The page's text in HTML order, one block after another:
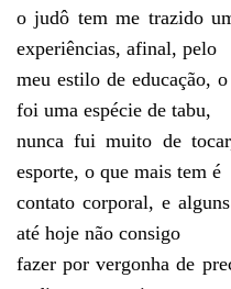
o judô tem me trazido
experiências, afinal, pelo
meu estilo de educação,
foi uma espécie de tabu,
nunca fui muito de
esporte, o que mais tem é
contato corporal, e
até hoje não consigo
fazer por vergonha de